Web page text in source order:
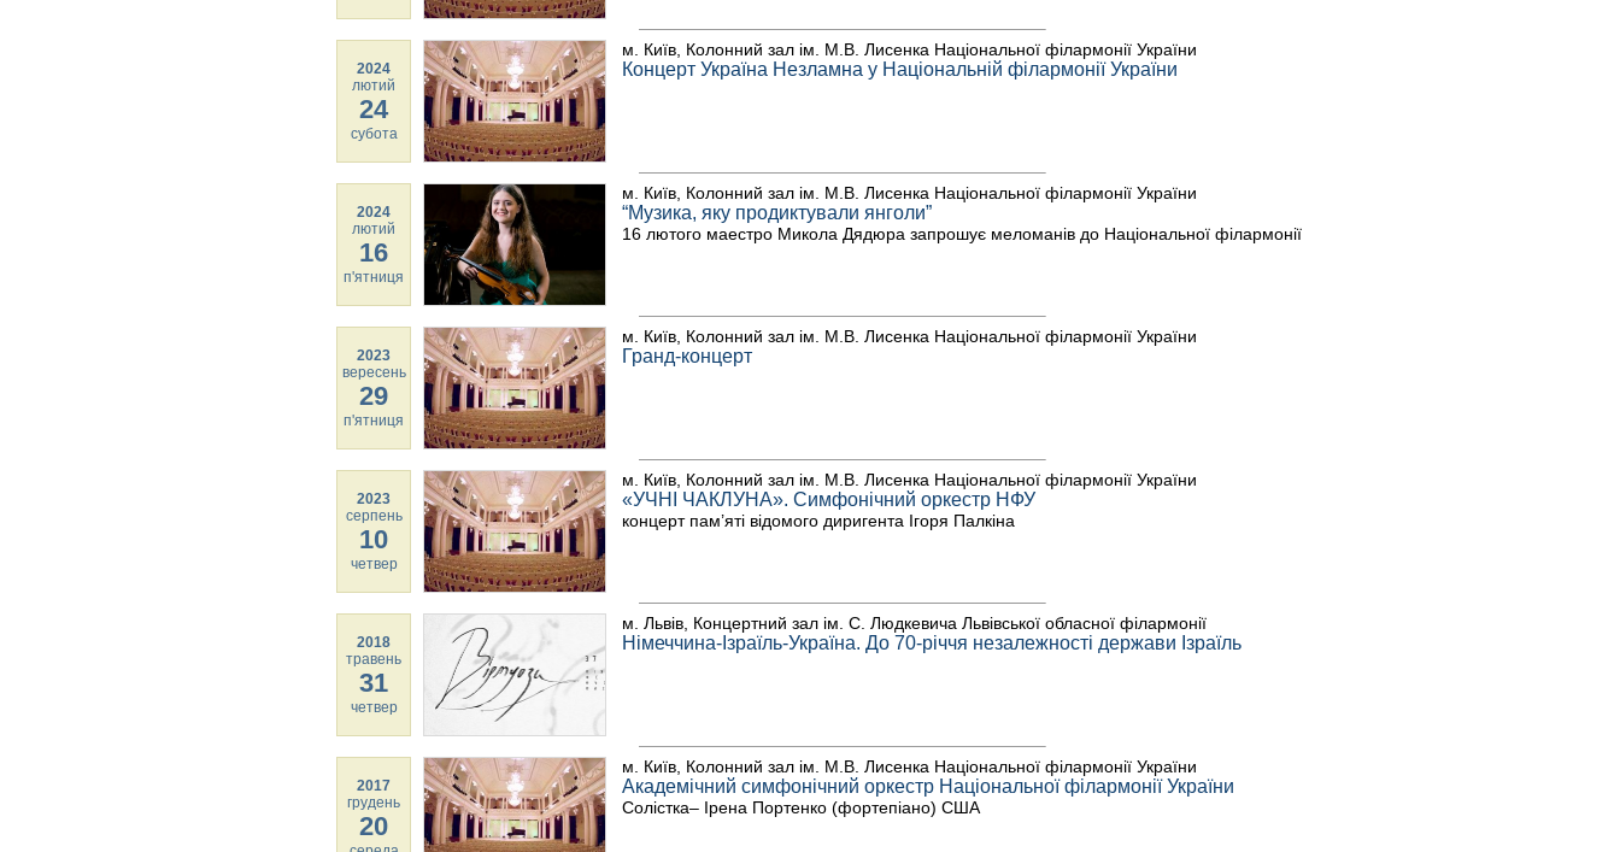
2024
лютий
24
субота
м. Київ, Колонний зал ім. М.В. Лисенка Національної філармонії України
Концерт Україна Незламна у Національній філармонії України
2024
лютий
16
п'ятниця
м. Київ, Колонний зал ім. М.В. Лисенка Національної філармонії України
“Музика, яку продиктували янголи”
16 лютого маестро Микола Дядюра запрошує меломанів до Національної філармонії
2023
вересень
29
п'ятниця
м. Київ, Колонний зал ім. М.В. Лисенка Національної філармонії України
Гранд-концерт
2023
серпень
10
четвер
м. Київ, Колонний зал ім. М.В. Лисенка Національної філармонії України
«УЧНІ ЧАКЛУНА». Симфонічний оркестр НФУ
концерт пам’яті відомого диригента Ігоря Палкіна
2018
травень
31
четвер
м. Львів, Концертний зал ім. С. Людкевича Львівської обласної філармонії
Німеччина-Ізраїль-Україна. До 70-річчя незалежності держави Ізраїль
2017
грудень
20
м. Київ, Колонний зал ім. М.В. Лисенка Національної філармонії України
Академічний симфонічний оркестр Національної філармонії України
Солістка– Ірена Портенко (фортепіано) США